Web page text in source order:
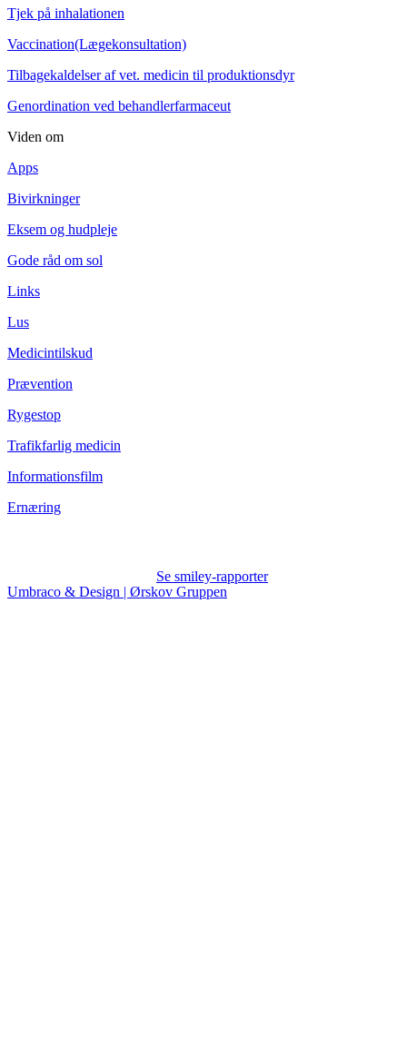
Tjek på inhalationen
Vaccination(Lægekonsultation)
Tilbagekaldelser af vet. medicin til produktionsdyr
Genordination ved behandlerfarmaceut
Viden om
Apps
Bivirkninger
Eksem og hudpleje
Gode råd om sol
Links
Lus
Medicintilskud
Prævention
Rygestop
Trafikfarlig medicin
Informationsfilm
Ernæring
Se smiley-rapporter
Umbraco & Design | Ørskov Gruppen